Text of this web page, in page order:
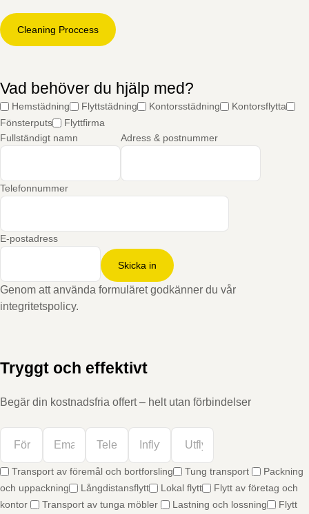
Cleaning Proccess
Vad behöver du hjälp med?
Hemstädning Flyttstädning Kontorsstädning
Kontorsflytta
Fönsterputs
Flyttfirma
Fullständigt namn
Adress & postnummer
Telefonnummer
E-postadress
Skicka in
Genom att använda formuläret godkänner du vår
integritetspolicy.
Tryggt och effektivt
Begär din kostnadsfria offert – helt utan förbindelser
Transport av föremål och bortforsling Tung transport
Packning
och uppackning
Långdistansflytt Lokal flytt
Flytt av företag och
kontor
Transport av tunga möbler Lastning och lossning
Flytt